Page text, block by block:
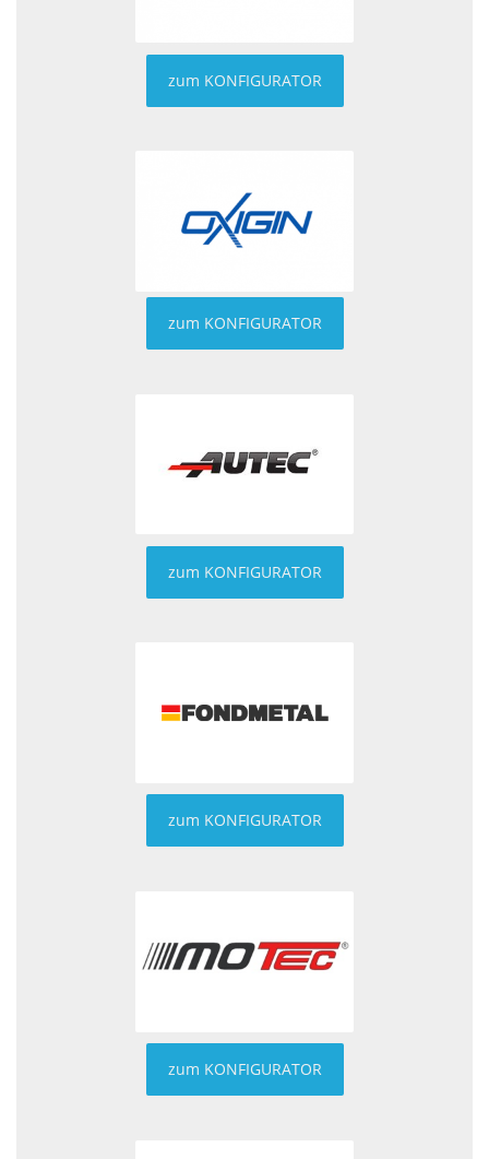
zum KONFIGURATOR
zum KONFIGURATOR
zum KONFIGURATOR
zum KONFIGURATOR
zum KONFIGURATOR